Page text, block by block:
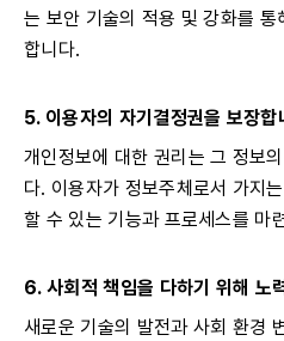
는 보안 기술의 적용 및 강화를
합니다.
5. 이용자의 자기결정권을 보장합
개인정보에 대한 권리는 그 정보
다. 이용자가 정보주체로서 가지
할 수 있는 기능과 프로세스를 마
6. 사회적 책임을 다하기 위해 노
새로운 기술의 발전과 사회 환경